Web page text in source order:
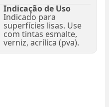
Indicação de Uso
Indicado para
superfícies lisas. Use
com tintas esmalte,
verniz, acrílica (pva).